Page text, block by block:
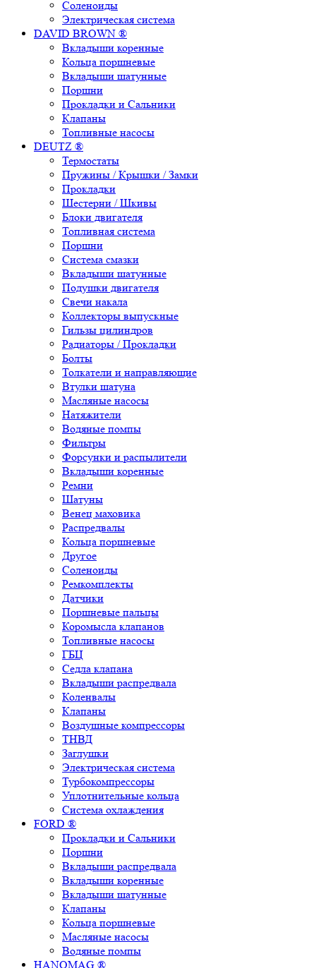
Соленоиды
Электрическая система
DAVID BROWN ®
Вкладыши коренные
Кольца поршневые
Вкладыши шатунные
Поршни
Прокладки и Сальники
Клапаны
Топливные насосы
DEUTZ ®
Термостаты
Пружины / Крышки / Замки
Прокладки
Шестерни / Шкивы
Блоки двигателя
Топливная система
Поршни
Система смазки
Вкладыши шатунные
Подушки двигателя
Свечи накала
Коллекторы выпускные
Гильзы цилиндров
Радиаторы / Прокладки
Болты
Толкатели и направляющие
Втулки шатуна
Масляные насосы
Натяжители
Водяные помпы
Фильтры
Форсунки и распылители
Вкладыши коренные
Ремни
Шатуны
Венец маховика
Распредвалы
Кольца поршневые
Другое
Соленоиды
Ремкомплекты
Датчики
Поршневые пальцы
Коромысла клапанов
Топливные насосы
ГБЦ
Седла клапана
Вкладыши распредвала
Коленвалы
Клапаны
Воздушные компрессоры
ТНВД
Заглушки
Электрическая система
Турбокомпрессоры
Уплотнительные кольца
Система охлаждения
FORD ®
Прокладки и Сальники
Поршни
Вкладыши распредвала
Вкладыши коренные
Вкладыши шатунные
Клапаны
Кольца поршневые
Масляные насосы
Водяные помпы
HANOMAG ®